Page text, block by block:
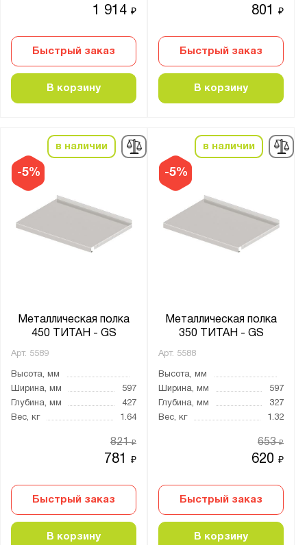
1 914₽
Быстрый заказ
В корзину
801₽
Быстрый заказ
В корзину
-5%
в наличии
Металлическая полка
450 ТИТАН - GS
Арт. 5589
Высота, мм
Ширина, мм
597
Глубина, мм
427
Вес, кг
1.64
781₽
821₽
Быстрый заказ
В корзину
-5%
в наличии
Металлическая полка
350 ТИТАН - GS
Арт. 5588
Высота, мм
Ширина, мм
597
Глубина, мм
327
Вес, кг
1.32
620₽
653₽
Быстрый заказ
В корзину